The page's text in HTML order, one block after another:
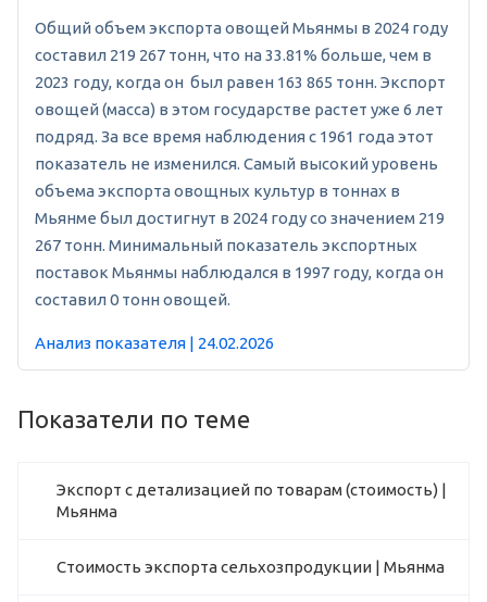
Общий объем экспорта овощей Мьянмы в 2024 году
составил 219 267 тонн, что на 33.81% больше, чем в
2023 году, когда он был равен 163 865 тонн. Экспорт
овощей (масса) в этом государстве растет уже 6 лет
подряд. За все время наблюдения с 1961 года этот
показатель не изменился. Самый высокий уровень
объема экспорта овощных культур в тоннах в
Мьянме был достигнут в 2024 году со значением 219
267 тонн. Минимальный показатель экспортных
поставок Мьянмы наблюдался в 1997 году, когда он
составил 0 тонн овощей.
Анализ показателя | 24.02.2026
Показатели по теме
Экспорт с детализацией по товарам (стоимость) |
Мьянма
Стоимость экспорта сельхозпродукции | Мьянма